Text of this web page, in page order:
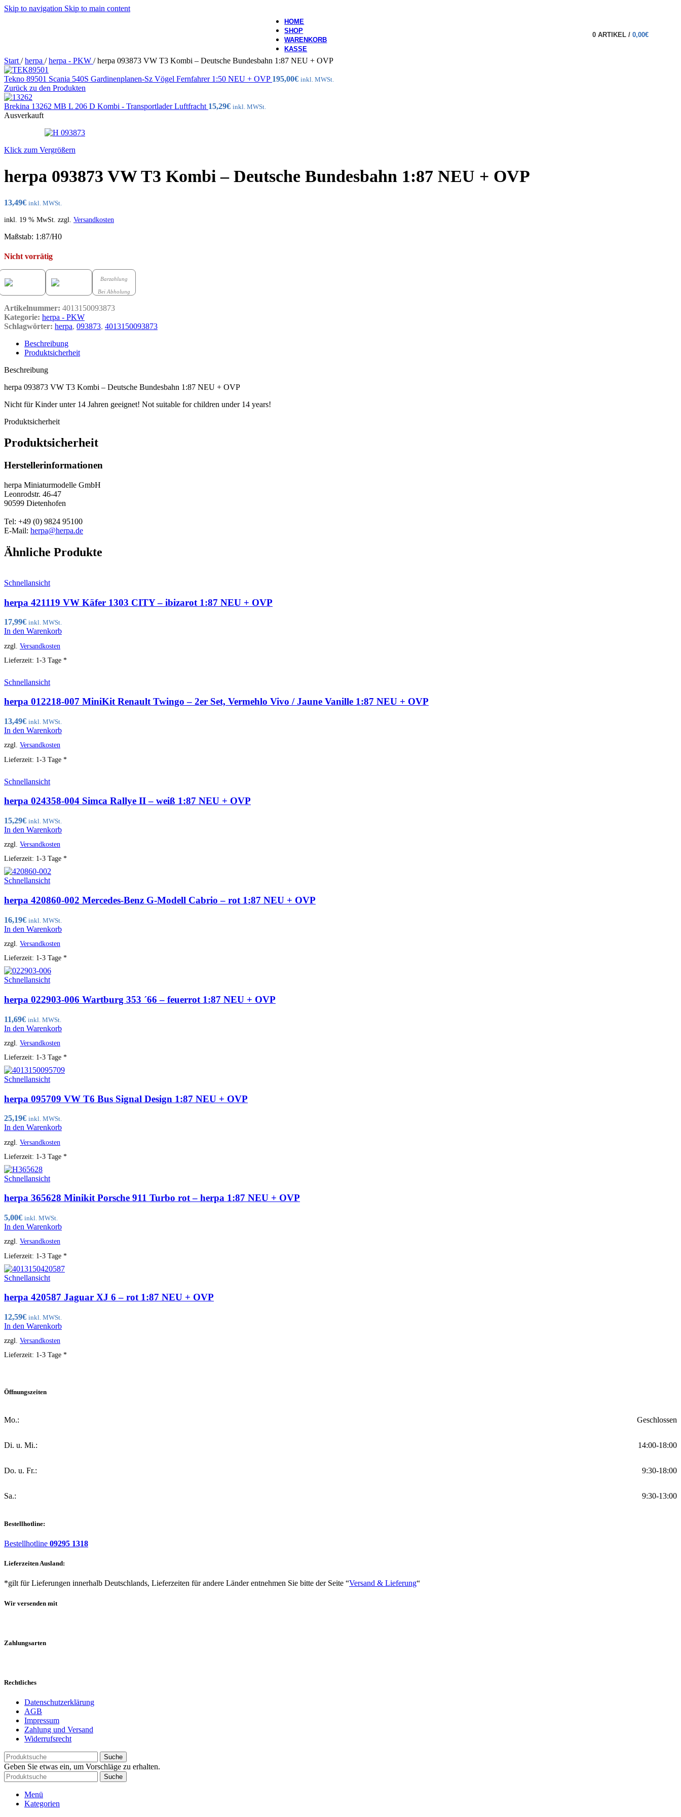
Skip to navigation Skip to main content
HOME
SHOP
WARENKORB
KASSE
0 ARTIKEL / 0,00€
Start / herpa / herpa - PKW / herpa 093873 VW T3 Kombi – Deutsche Bundesbahn 1:87 NEU + OVP
Tekno 89501 Scania 540S Gardinenplanen-Sz Vögel Fernfahrer 1:50 NEU + OVP 195,00€ inkl. MWSt.
Zurück zu den Produkten
Brekina 13262 MB L 206 D Kombi - Transportlader Luftfracht 15,29€ inkl. MWSt.
Ausverkauft
Klick zum Vergrößern
herpa 093873 VW T3 Kombi – Deutsche Bundesbahn 1:87 NEU + OVP
13,49€ inkl. MWSt.
inkl. 19 % MwSt. zzgl. Versandkosten
Maßstab: 1:87/H0
Nicht vorrätig
Barzahlung
Bei Abholung
Artikelnummer: 4013150093873
Kategorie: herpa - PKW
Schlagwörter: herpa, 093873, 4013150093873
Beschreibung
Produktsicherheit
Beschreibung
herpa 093873 VW T3 Kombi – Deutsche Bundesbahn 1:87 NEU + OVP
Nicht für Kinder unter 14 Jahren geeignet! Not suitable for children under 14 years!
Produktsicherheit
Produktsicherheit
Herstellerinformationen
herpa Miniaturmodelle GmbH
Leonrodstr. 46-47
90599 Dietenhofen
Tel: +49 (0) 9824 95100
E-Mail: herpa@herpa.de
Ähnliche Produkte
Schnellansicht
herpa 421119 VW Käfer 1303 CITY – ibizarot 1:87 NEU + OVP
17,99€ inkl. MWSt.
In den Warenkorb
zzgl. Versandkosten
Lieferzeit: 1-3 Tage *
Schnellansicht
herpa 012218-007 MiniKit Renault Twingo – 2er Set, Vermehlo Vivo / Jaune Vanille 1:87 NEU + OVP
13,49€ inkl. MWSt.
In den Warenkorb
zzgl. Versandkosten
Lieferzeit: 1-3 Tage *
Schnellansicht
herpa 024358-004 Simca Rallye II – weiß 1:87 NEU + OVP
15,29€ inkl. MWSt.
In den Warenkorb
zzgl. Versandkosten
Lieferzeit: 1-3 Tage *
Schnellansicht
herpa 420860-002 Mercedes-Benz G-Modell Cabrio – rot 1:87 NEU + OVP
16,19€ inkl. MWSt.
In den Warenkorb
zzgl. Versandkosten
Lieferzeit: 1-3 Tage *
Schnellansicht
herpa 022903-006 Wartburg 353 ´66 – feuerrot 1:87 NEU + OVP
11,69€ inkl. MWSt.
In den Warenkorb
zzgl. Versandkosten
Lieferzeit: 1-3 Tage *
Schnellansicht
herpa 095709 VW T6 Bus Signal Design 1:87 NEU + OVP
25,19€ inkl. MWSt.
In den Warenkorb
zzgl. Versandkosten
Lieferzeit: 1-3 Tage *
Schnellansicht
herpa 365628 Minikit Porsche 911 Turbo rot – herpa 1:87 NEU + OVP
5,00€ inkl. MWSt.
In den Warenkorb
zzgl. Versandkosten
Lieferzeit: 1-3 Tage *
Schnellansicht
herpa 420587 Jaguar XJ 6 – rot 1:87 NEU + OVP
12,59€ inkl. MWSt.
In den Warenkorb
zzgl. Versandkosten
Lieferzeit: 1-3 Tage *
Öffnungszeiten
Mo.: Geschlossen
Di. u. Mi.: 14:00-18:00
Do. u. Fr.: 9:30-18:00
Sa.: 9:30-13:00
Bestellhotline:
Bestellhotline 09295 1318
Lieferzeiten Ausland:
*gilt für Lieferungen innerhalb Deutschlands, Lieferzeiten für andere Länder entnehmen Sie bitte der Seite “Versand & Lieferung“
Wir versenden mit
Zahlungsarten
Rechtliches
Datenschutzerklärung
AGB
Impressum
Zahlung und Versand
Widerrufsrecht
Suche
Geben Sie etwas ein, um Vorschläge zu erhalten.
Suche
Menü
Kategorien